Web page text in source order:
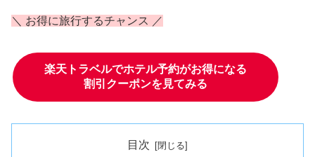
＼ お得に旅行するチャンス ／
楽天トラベルでホテル予約がお得になる
割引クーポンを見てみる
目次